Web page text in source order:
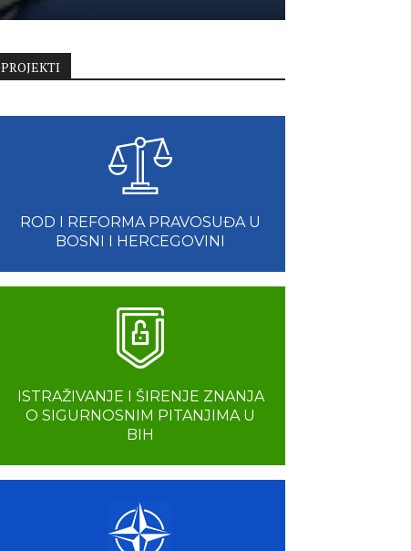
PROJEKTI
ROD I REFORMA PRAVOSUĐA U
BOSNI I HERCEGOVINI
ISTRAŽIVANJE I ŠIRENJE ZNANJA
O SIGURNOSNIM PITANJIMA U
BIH